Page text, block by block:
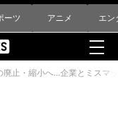
ーツ アニメ エン
廃止・縮小へ…企業とミスマ